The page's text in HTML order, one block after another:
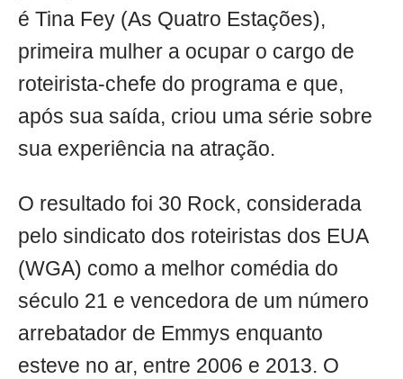
é Tina Fey (As Quatro Estações),
primeira mulher a ocupar o cargo de
roteirista-chefe do programa e que,
após sua saída, criou uma série sobre
sua experiência na atração.
O resultado foi 30 Rock, considerada
pelo sindicato dos roteiristas dos EUA
(WGA) como a melhor comédia do
século 21 e vencedora de um número
arrebatador de Emmys enquanto
esteve no ar, entre 2006 e 2013. O